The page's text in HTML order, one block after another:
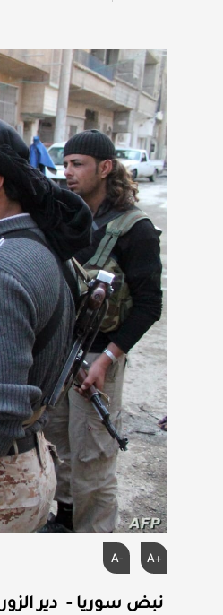
A+
A-
نبض سوريا - دير الزور